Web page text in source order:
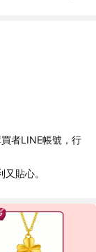
者LINE帳號，行
貼心。